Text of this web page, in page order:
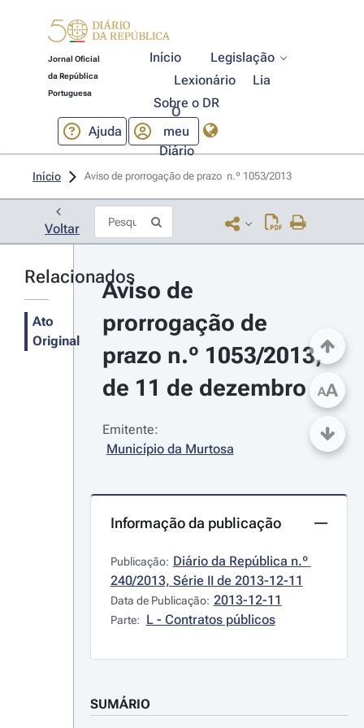
Jornal Oficial
da República
Portuguesa
Início
Legislação
Lexionário
Lia
Sobre o DR
Ajuda
O
meu
Diário
Início Aviso de prorrogação de prazo  n.º 1053/2013
Voltar
Relacionados
Ato
Original
Aviso de
prorrogação de
prazo n.º 1053/2013,
de 11 de dezembro
Emitente:
Município da Murtosa
Informação da publicação
Publicação: Diário da República n.º
240/2013, Série II de 2013-12-11
Data de Publicação: 2013-12-11
Parte: L - Contratos públicos
SUMÁRIO
AA